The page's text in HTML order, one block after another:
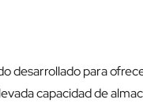
desarrollado para
capacidad de